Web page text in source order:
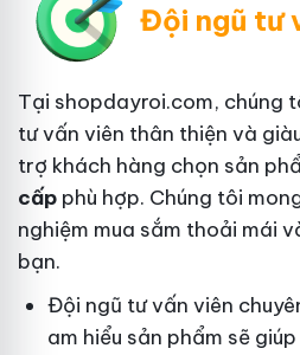
Đội ngũ tư
Tại shopdayroi.com, chúng
tư vấn viên thân thiện và
trợ khách hàng chọn sản
cấp phù hợp. Chúng tôi
nghiệm mua sắm thoải mái
bạn.
Đội ngũ tư vấn viên
am hiểu sản phẩm sẽ